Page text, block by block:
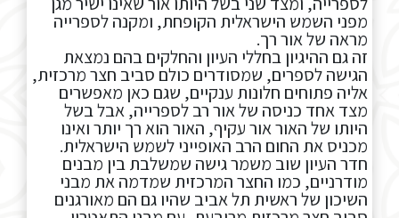
מפני השמש הישראלית הקופחת, ומקנה לספרייה
מראה של אור רך.
זה גם ההיגיון בחללי העיון והחלקים בהם נמצאת
הגישה לספרים, שמסודרים כולם סביב חצר מרכזית,
אליה פתוחים חלונות ענקיים, שגם כאן מאפשרים
מצד אחד כניסה של אור רב לספרייה, אבל בשל
היותו של האור אור עקיף, האור הוא רך יותר ואינו
מכניס את החום הרב האופייני לשמש הישראלית.
חדר העיון שוב משמר גישה שמשלבת בין מבנים
מודרניים, כמו החצר המרכזית שמדמה את מבני
השיכון של ראשית תל אביב שהיו גם הם מאורגנים